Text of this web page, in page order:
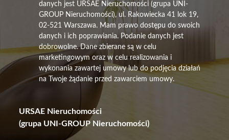
URSAE Nieruchomości
(grupa UNI-GROUP Nieruchomości)
danych jest URSAE Nieruchomości (grupa UNI-
GROUP Nieruchomości), ul. Rakowiecka 41 lok 19,
02-521 Warszawa. Mam prawo dostępu do swoich
danych i ich poprawiania. Podanie danych jest
dobrowolne. Dane zbierane są w celu
marketingowym oraz w celu realizowania i
wykonania zawartej umowy lub do podjęcia działań
na Twoje żądanie przed zawarciem umowy.